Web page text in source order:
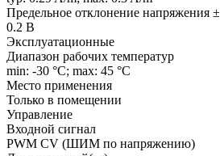
Предельное отклонение напряжения ±
0.2 В
Эксплуатационные
Диапазон рабочих температур
min: -30 °C; max: 45 °C
Место применения
Только в помещении
Управление
Входной сигнал
PWM СV (ШИМ по напряжению)